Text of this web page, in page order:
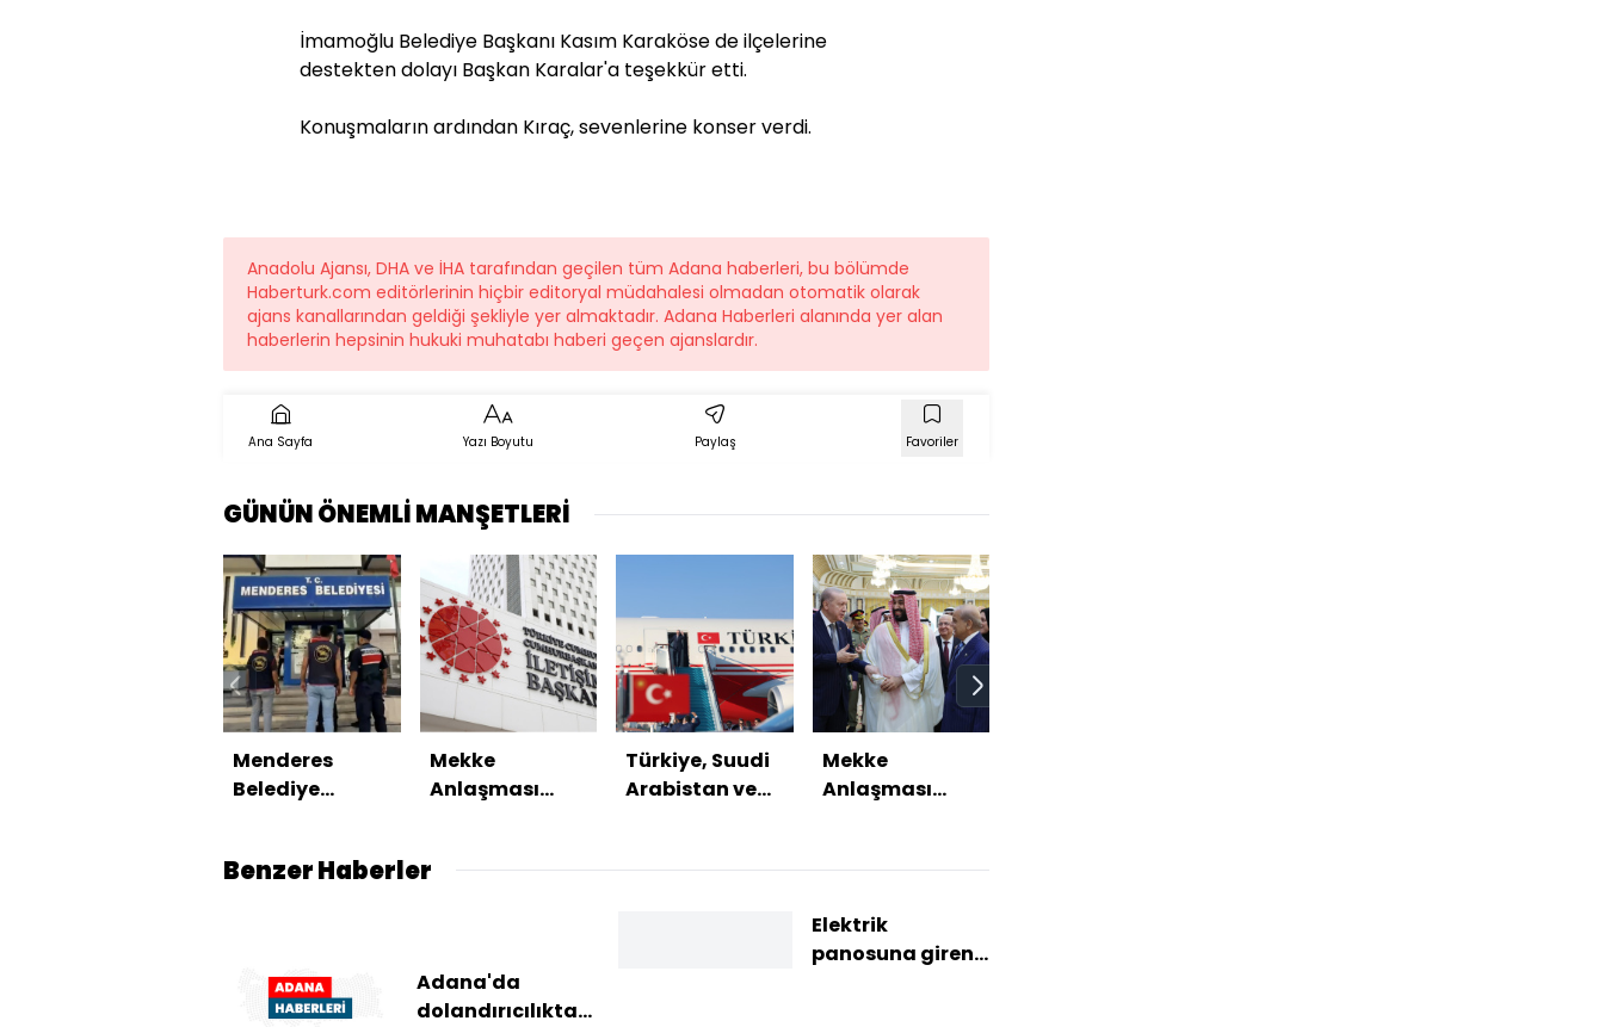
İmamoğlu Belediye Başkanı Kasım Karaköse de ilçelerine
destekten dolayı Başkan Karalar'a teşekkür etti.
Konuşmaların ardından Kıraç, sevenlerine konser verdi.
Anadolu Ajansı, DHA ve İHA tarafından geçilen tüm Adana haberleri, bu bölümde
Haberturk.com editörlerinin hiçbir editoryal müdahalesi olmadan otomatik olarak
ajans kanallarından geldiği şekliyle yer almaktadır. Adana Haberleri alanında yer alan
haberlerin hepsinin hukuki muhatabı haberi geçen ajanslardır.
Ana Sayfa Yazı Boyutu Paylaş Favoriler
GÜNÜN ÖNEMLİ MANŞETLERİ
Menderes
Belediye
Mekke
Anlaşması
çelişmiyor
Türkiye, Suudi
Arabistan ve
anlaşması
Mekke
Anlaşması
Benzer Haberler
Adana'da
dolandırıcılıktan
Elektrik
panosuna giren